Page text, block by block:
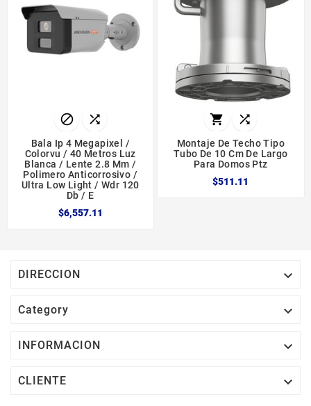
 
Bala Ip 4 Megapixel /
Colorvu / 40 Metros Luz
Blanca / Lente 2.8 Mm /
Polimero Anticorrosivo /
Ultra Low Light / Wdr 120
Db / E
$6,557.11
 
Montaje De Techo Tipo
Tubo De 10 Cm De Largo
Para Domos Ptz
$511.11
DIRECCION 
Category 
INFORMACION 
CLIENTE 